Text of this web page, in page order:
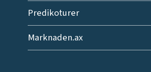
Predikoturer
Marknaden.ax